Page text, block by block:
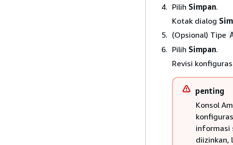
Pilih Simpan.
Kotak dialog
(Opsional) Tipe
Pilih Simpan.
Revisi
penting
Konsol
informasi
diizinkan,